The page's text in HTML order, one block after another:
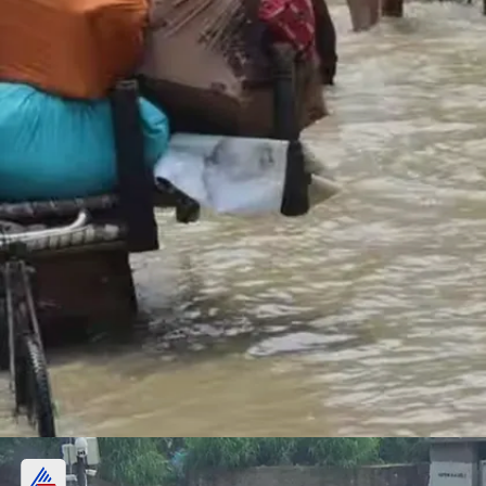
सड़क, घर, मंदिर, दुकान और कार सब पानी में डूबा